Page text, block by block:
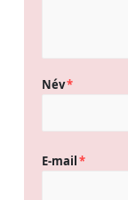
Név*
E-mail*